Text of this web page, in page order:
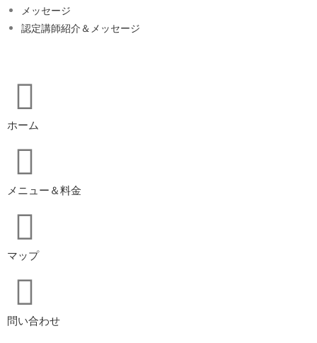
メッセージ
認定講師紹介＆メッセージ
ホーム
メニュー＆料金
マップ
問い合わせ